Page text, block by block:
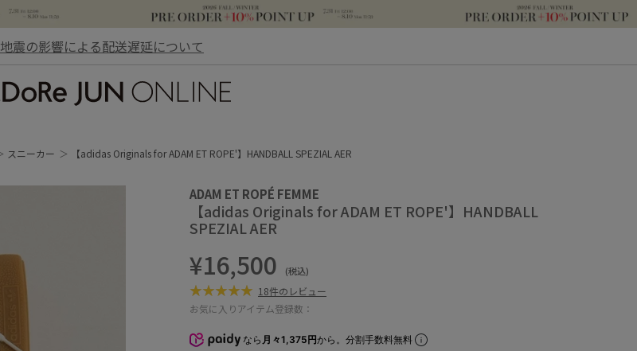
地震の影響による配送遅延について
スニーカー 【adidas Originals for ADAM ET ROPE'】HANDBALL SPEZIAL AER
ADAM ET ROPÉ FEMME
【adidas Originals for ADAM ET ROPE'】HANDBALL
SPEZIAL AER
¥16,500 (税込)
18件のレビュー
お気に入りアイテム登録数：
なら 月々1,375円から。分割手数料無料